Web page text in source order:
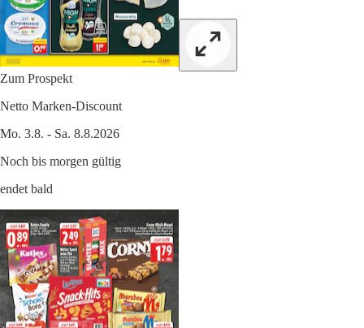
Zum Prospekt
Netto Marken-Discount
Mo. 3.8. - Sa. 8.8.2026
Noch bis morgen gültig
endet bald